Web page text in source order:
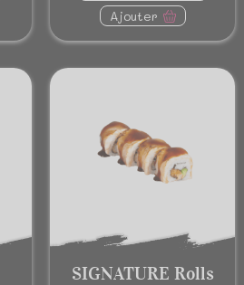
Ajouter
SIGNATURE Rolls